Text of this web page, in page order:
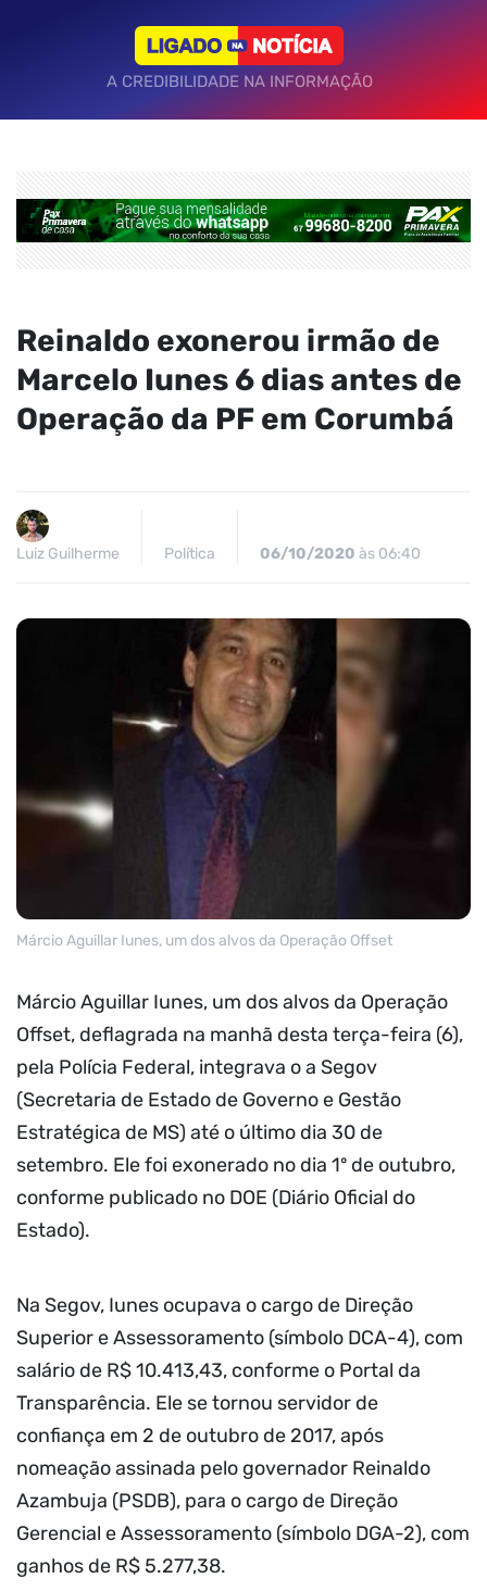
A CREDIBILIDADE NA INFORMAÇÃO
Reinaldo exonerou irmão de
Marcelo Iunes 6 dias antes de
Operação da PF em Corumbá
Luiz Guilherme Política 06/10/2020 às 06:40
Márcio Aguillar Iunes, um dos alvos da Operação Offset
Márcio Aguillar Iunes, um dos alvos da Operação
Offset, deflagrada na manhã desta terça-feira (6),
pela Polícia Federal, integrava o a Segov
(Secretaria de Estado de Governo e Gestão
Estratégica de MS) até o último dia 30 de
setembro. Ele foi exonerado no dia 1º de outubro,
conforme publicado no DOE (Diário Oficial do
Estado).
Na Segov, Iunes ocupava o cargo de Direção
Superior e Assessoramento (símbolo DCA-4), com
salário de R$ 10.413,43, conforme o Portal da
Transparência. Ele se tornou servidor de
confiança em 2 de outubro de 2017, após
nomeação assinada pelo governador Reinaldo
Azambuja (PSDB), para o cargo de Direção
Gerencial e Assessoramento (símbolo DGA-2), com
ganhos de R$ 5.277,38.